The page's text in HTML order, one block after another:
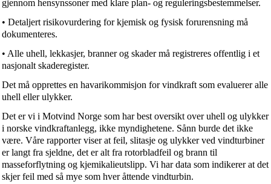
gjennom hensynssoner med klare plan- og reguleringsbestemmelser.
• Detaljert risikovurdering for kjemisk og fysisk forurensning må
dokumenteres.
• Alle uhell, lekkasjer, branner og skader må registreres offentlig i et
nasjonalt skaderegister.
Det må opprettes en havarikommisjon for vindkraft som evaluerer alle
uhell eller ulykker.
Det er vi i Motvind Norge som har best oversikt over uhell og ulykker
i norske vindkraftanlegg, ikke myndighetene. Sånn burde det ikke
være. Våre rapporter viser at feil, slitasje og ulykker ved vindturbiner
er langt fra sjeldne, det er alt fra rotorbladfeil og brann til
masseforflytning og kjemikalieutslipp. Vi har data som indikerer at det
skjer feil med så mye som hver åttende vindturbin.